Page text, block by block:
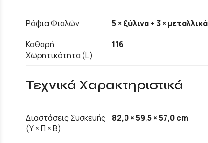
Ράφια Φιαλών
5 × ξύλινα + 3 × μεταλλικά
Καθαρή
Χωρητικότητα (L)
116
Τεχνικά Χαρακτηριστικά
Διαστάσεις Συσκευής
(Υ × Π × Β)
82,0 × 59,5 × 57,0 cm